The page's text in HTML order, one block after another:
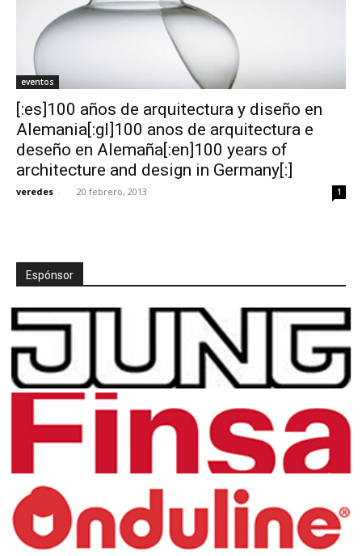
eventos
[:es]100 años de arquitectura y diseño en
Alemania[:gl]100 anos de arquitectura e
deseño en Alemaña[:en]100 years of
architecture and design in Germany[:]
veredes - 20 febrero, 2013 1
Espónsor